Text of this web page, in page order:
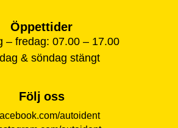
Öppettider
– fredag: 07.00 – 17.00
& söndag stängt
Följ oss
autoident